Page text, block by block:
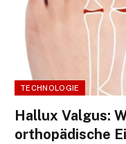
TECHNOLOGIE
Hallux Valgus:
orthopädische